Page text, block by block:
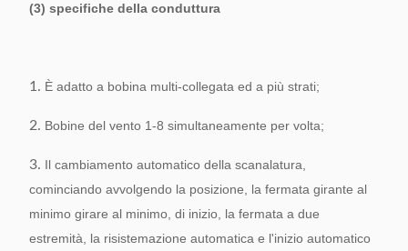
(3) specifiche della conduttura
1. È adatto a bobina multi-collegata ed a più strati;
2. Bobine del vento 1-8 simultaneamente per volta;
3. Il cambiamento automatico della scanalatura,
cominciando avvolgendo la posizione, la fermata girante al
minimo girare al minimo, di inizio, la fermata a due
estremità, la risistemazione automatica e l'inizio automatico